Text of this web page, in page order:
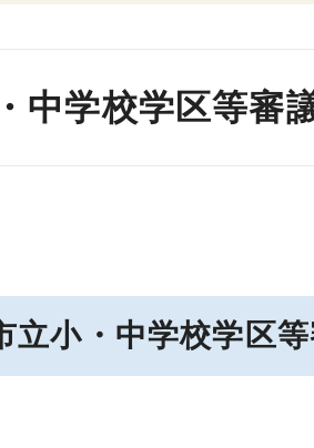
中学校学区等審
立小・中学校学区